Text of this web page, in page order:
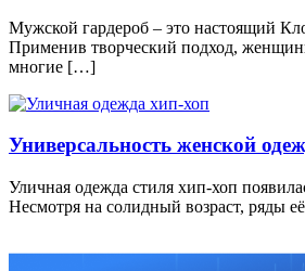
Мужской гардероб – это настоящий
Применив творческий подход,
многие […]
Универсальность женской
Уличная одежда стиля хип-хоп
Несмотря на солидный возраст, ряды